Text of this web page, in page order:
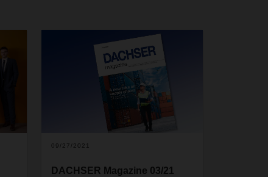
09/27/2021
DACHSER Magazine 03/21